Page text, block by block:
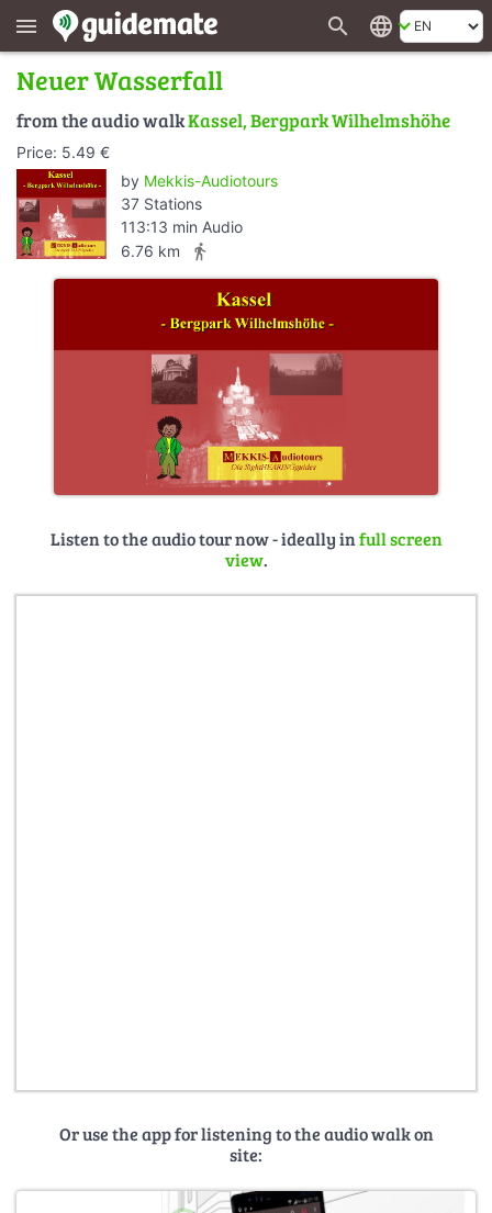
menu search language
Neuer Wasserfall
from the audio walkKassel, Bergpark Wilhelmshöhe
Price: 5.49 €
by Mekkis-Audiotours
37 Stations
113:13 min Audio
6.76 km
directions_walk
Listen to the audio tour now - ideally infull screen
view.
Or use the app for listening to the audio walk on
site: